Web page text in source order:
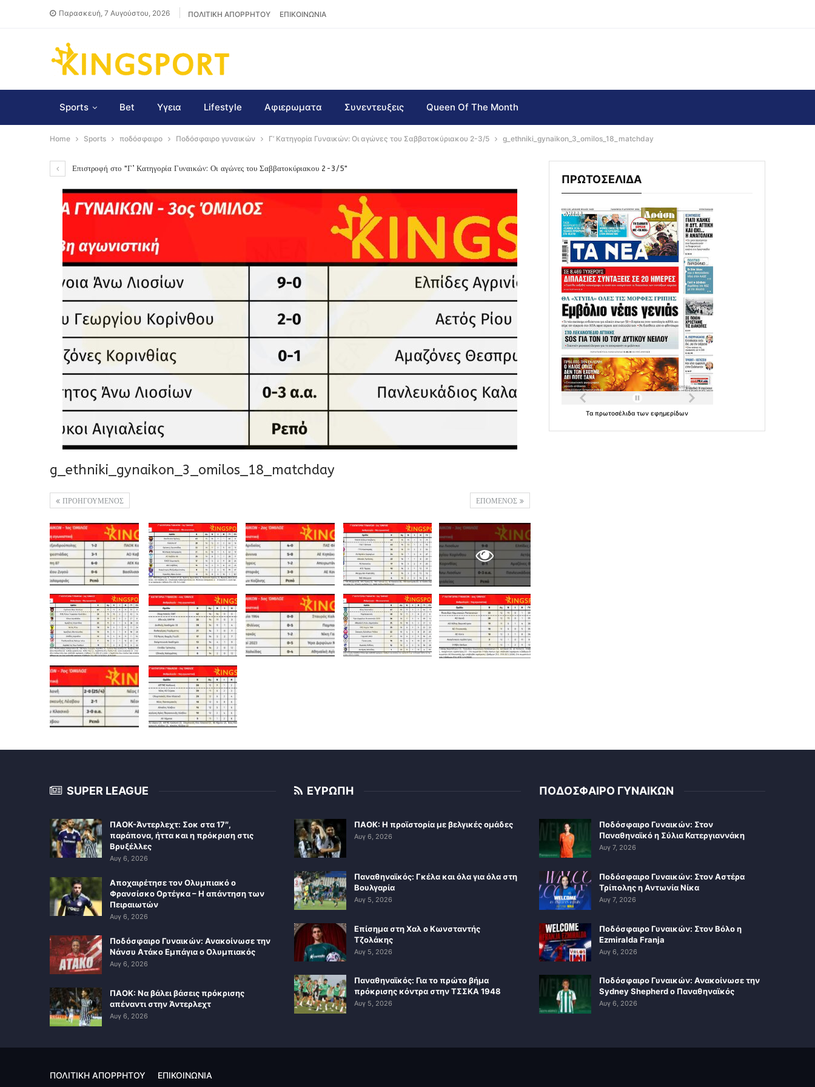
Παρασκευή, 7 Αυγούστου, 2026 ΠΟΛΙΤΙΚΗ ΑΠΟΡΡΗΤΟΥ ΕΠΙΚΟΙΝΩΝΙΑ
Sports Bet Υγεια Lifestyle Αφιερωματα Συνεντευξεις Queen Of The Month
Home Sports ποδόσφαιρο Ποδόσφαιρο γυναικών Γ’ Κατηγορία Γυναικών: Οι αγώνες του Σαββατοκύριακου 2-3/5 g_ethniki_gynaikon_3_omilos_18_matchday
Επιστροφή στο "Γ’ Κατηγορία Γυναικών: Οι αγώνες του Σαββατοκύριακου 2-3/5"
g_ethniki_gynaikon_3_omilos_18_matchday
ΕΠΟΜΕΝΟΣ
ΠΡΟΗΓΟΥΜΕΝΟΣ
ΠΡΩΤΟΣΕΛΙΔΑ
Ταπρωτοσέλιδατωνεφημερίδων
SUPER LEAGUE
ΠΑΟΚ-Άντερλεχτ: Σοκ στα 17″,
παράπονα, ήττα και η πρόκριση στις
Βρυξέλλες
Αυγ 6, 2026
Αποχαιρέτησε τον Ολυμπιακό ο
Φρανσίσκο Ορτέγκα – Η απάντηση των
Πειραιωτών
Αυγ 6, 2026
Ποδόσφαιρο Γυναικών: Ανακοίνωσε την
Νάνσυ Ατάκο Εμπάγια ο Ολυμπιακός
Αυγ 6, 2026
ΠΑΟΚ: Να βάλει βάσεις πρόκρισης
απέναντι στην Άντερλεχτ
Αυγ 6, 2026
ΕΥΡΩΠΗ
ΠΑΟΚ: Η προϊστορία με βελγικές ομάδες
Αυγ 6, 2026
Παναθηναϊκός: Γκέλα και όλα για όλα στη
Βουλγαρία
Αυγ 5, 2026
Επίσημα στη Χαλ ο Κωνσταντής
Τζολάκης
Αυγ 5, 2026
Παναθηναϊκός: Για το πρώτο βήμα
πρόκρισης κόντρα στην ΤΣΣΚΑ 1948
Αυγ 5, 2026
ΠΟΔΟΣΦΑΙΡΟ ΓΥΝΑΙΚΩΝ
Ποδόσφαιρο Γυναικών: Στον
Παναθηναϊκό η Σύλια Κατεργιαννάκη
Αυγ 7, 2026
Ποδόσφαιρο Γυναικών: Στον Αστέρα
Τρίπολης η Αντωνία Νίκα
Αυγ 7, 2026
Ποδόσφαιρο Γυναικών: Στον Βόλο η
Ezmiralda Franja
Αυγ 6, 2026
Ποδόσφαιρο Γυναικών: Ανακοίνωσε την
Sydney Shepherd ο Παναθηναϊκός
Αυγ 6, 2026
ΠΟΛΙΤΙΚΗ ΑΠΟΡΡΗΤΟΥ ΕΠΙΚΟΙΝΩΝΙΑ